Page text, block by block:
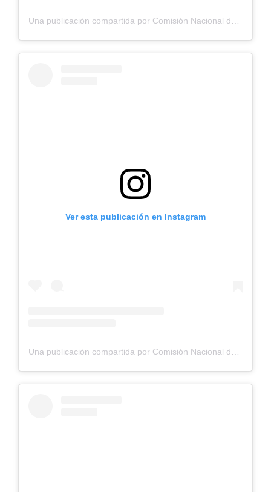
Una publicación compartida por Comisión Nacional de Riego (@cnrchile)
Ver esta publicación en Instagram